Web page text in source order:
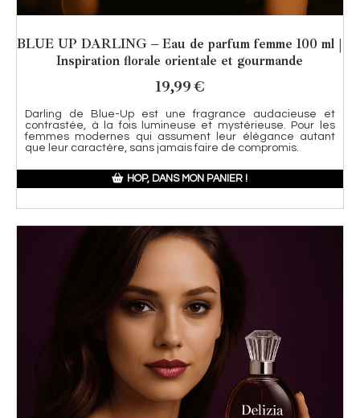
BLUE UP DARLING – Eau de parfum femme 100 ml |
Inspiration florale orientale et gourmande
19,99€
Darling de Blue-Up est une fragrance audacieuse et
contrastée, à la fois lumineuse et mystérieuse. Pour les
femmes modernes qui assument leur élégance autant
que leur caractère, sans jamais faire de compromis.
HOP, DANS MON PANIER !